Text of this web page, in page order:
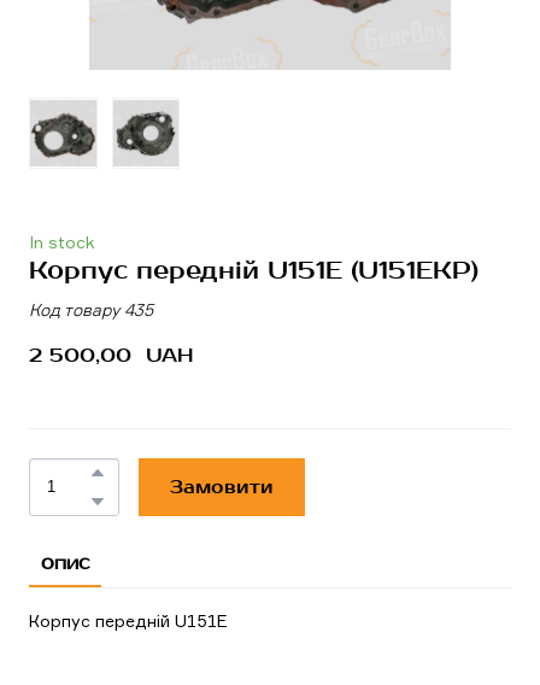
In stock
Корпус передній U151E (U151EKP)
Код товару 435
2 500,00  UAH
Замовити
ОПИС
Корпус передній U151E